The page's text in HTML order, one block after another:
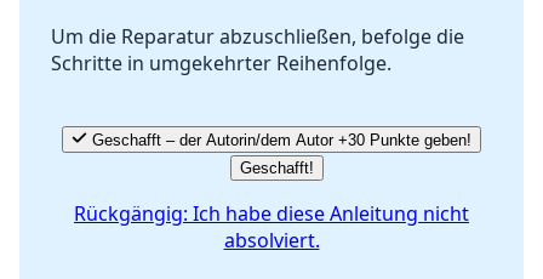
Abbrechen Kommentieren
Um die Reparatur abzuschließen, befolge die
Schritte in umgekehrter Reihenfolge.
Geschafft – der Autorin/dem Autor +30 Punkte geben!
Geschafft!
Rückgängig: Ich habe diese Anleitung nicht
absolviert.